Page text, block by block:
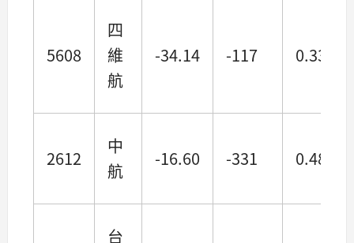
5608
四
維
航
-34.14 -117 0.33
2612
中
航
-16.60 -331 0.48
台